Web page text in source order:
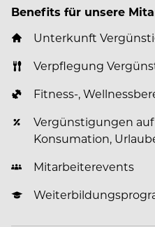
Benefits für unsere
Unterkunft
Verpflegung
Fitness-,
Vergünstigungen auf
Konsumation,
Mitarbeiterevents